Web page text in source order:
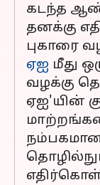
கடந்த
தனக்கு
புகாரை
ஏஐ மீது
வழக்கு
ஏஐ'யின்